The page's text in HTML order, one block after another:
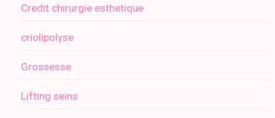
Credit chirurgie esthetique
criolipolyse
Grossesse
Lifting seins